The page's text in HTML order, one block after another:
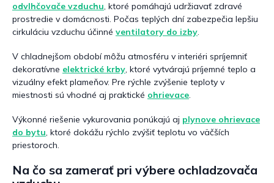
odvlhčovače vzduchu, ktoré pomáhajú udržiavať zdravé
prostredie v domácnosti. Počas teplých dní zabezpečia lepšiu
cirkuláciu vzduchu účinné ventilatory do izby.
V chladnejšom období môžu atmosféru v interiéri spríjemniť
dekoratívne elektrické krby, ktoré vytvárajú príjemné teplo a
vizuálny efekt plameňov. Pre rýchle zvýšenie teploty v
miestnosti sú vhodné aj praktické ohrievace.
Výkonné riešenie vykurovania ponúkajú aj plynove ohrievace
do bytu, ktoré dokážu rýchlo zvýšiť teplotu vo väčších
priestoroch.
Na čo sa zamerať pri výbere ochladzovača